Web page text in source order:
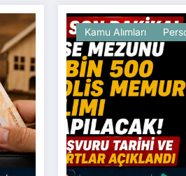
Kamu Alımları